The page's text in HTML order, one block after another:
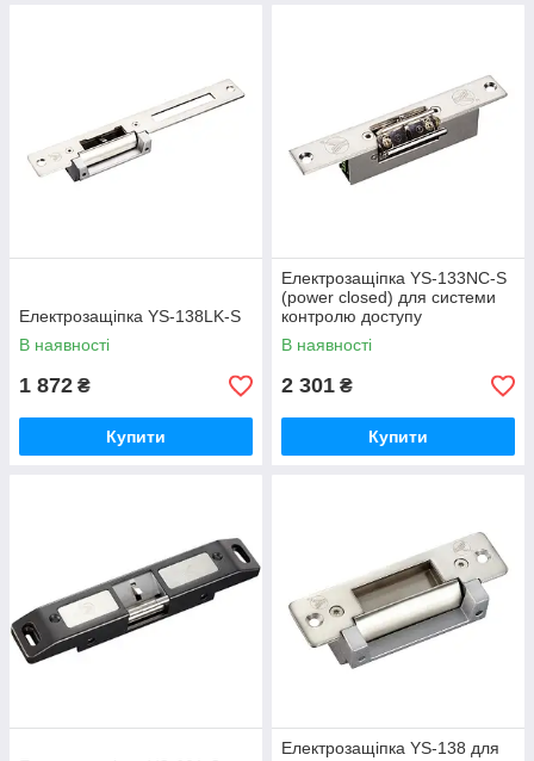
Електрозащіпка YS-138LK-S
В наявності
1 872 ₴
Купити
Електрозащіпка YS-133NС-S
(power closed) для системи
контролю доступу
В наявності
2 301 ₴
Купити
Електрозащіпка YS-138 для